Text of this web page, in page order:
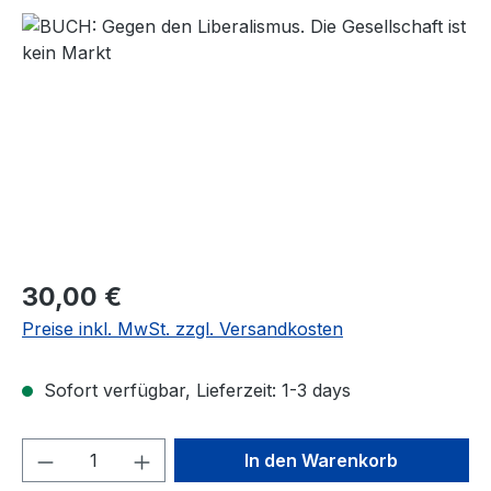
Regulärer Preis:
30,00 €
Preise inkl. MwSt. zzgl. Versandkosten
Sofort verfügbar, Lieferzeit: 1-3 days
Produkt Anzahl: Gib denIn den Warenkorb